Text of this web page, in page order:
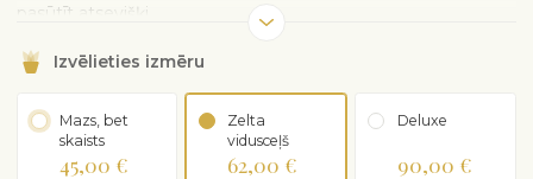
pasūtīt atsevišķi.
Izvēlieties izmēru
Mazs, bet
skaists
45,00 €
Zelta
vidusceļš
62,00 €
Deluxe
90,00 €